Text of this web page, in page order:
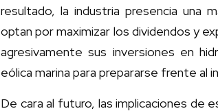
resultado, la industria presencia una
optan por maximizar los dividendos y
agresivamente sus inversiones en
eólica marina para prepararse frente al
De cara al futuro, las implicaciones de